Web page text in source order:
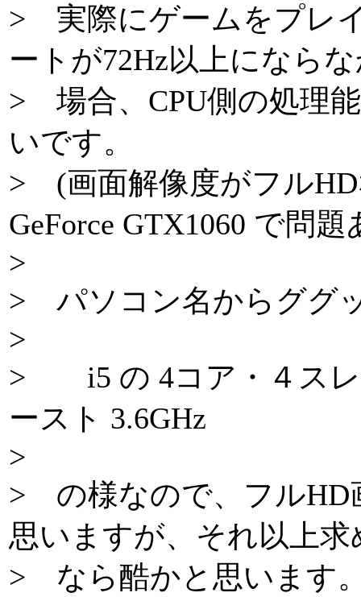
> 実際にゲームをプレ
ートが72Hz以上になら
> 場合、CPU側の処理
いです。
> (画面解像度がフル
GeForce GTX1060 で問
>
> パソコン名からググ
>
> i5 の 4コア・４ス
ースト 3.6GHz
>
> の様なので、フルHD
思いますが、それ以上求
> なら酷かと思います